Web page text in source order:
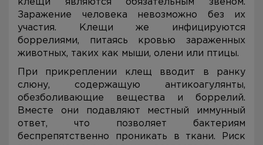
клещи являются обязательным звеном.
Заражение человека невозможно без их
участия. Клещи же инфицируются
боррелиями, питаясь кровью зараженных
животных, таких как мыши, олени или птицы.
При прикреплении клещ вводит в ранку
слюну, содержащую антикоагулянты,
обезболивающие вещества и боррелий.
Вместе они подавляют местный иммунный
ответ, что позволяет бактериям
беспрепятственно проникать в ткани. Риск